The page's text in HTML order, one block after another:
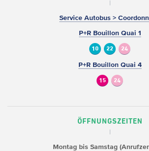
Service Autobus >
P+R Bouillon Quai 1
10 22 24
P+R Bouillon Quai 4
15 24
ÖFFNUNGSZEITEN
Montag bis Samstag